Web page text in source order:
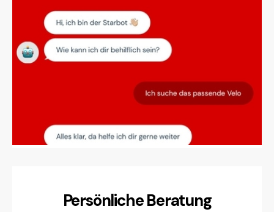
Persönliche Beratung